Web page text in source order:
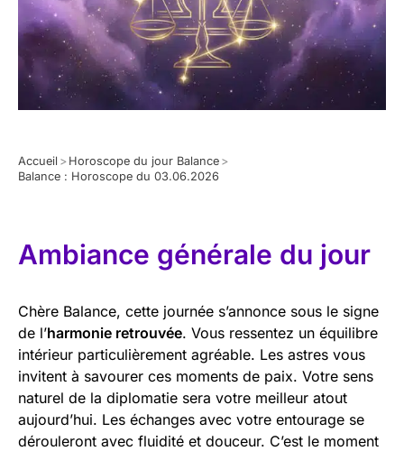
Accueil > Horoscope du jour Balance >
Balance : Horoscope du 03.06.2026
Ambiance générale du jour
Chère Balance, cette journée s’annonce sous le signe
de l’harmonie retrouvée. Vous ressentez un équilibre
intérieur particulièrement agréable. Les astres vous
invitent à savourer ces moments de paix. Votre sens
naturel de la diplomatie sera votre meilleur atout
aujourd’hui. Les échanges avec votre entourage se
dérouleront avec fluidité et douceur. C’est le moment